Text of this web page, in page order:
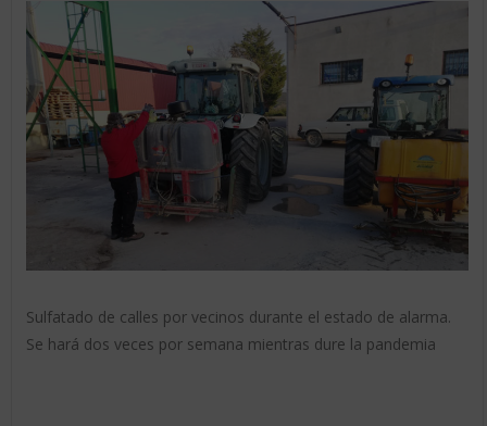
Sulfatado de calles por vecinos durante el estado de alarma.
Se hará dos veces por semana mientras dure la pandemia